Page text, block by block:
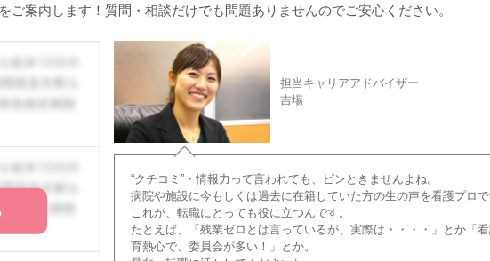
案内します！質問・相談だけでも問題ありませんのでご安心ください。
担当キャリアアドバイザー
吉場
“クチコミ”・情報力って言われても、ピンときませんよね。
病院や施設に今もしくは過去に在籍していた方の生の声を看護プロで
これが、転職にとっても役に立つんです。
たとえば、「残業ゼロとは言っているが、実際は・・・・」とか「
育熱心で、委員会が多い！」とか。